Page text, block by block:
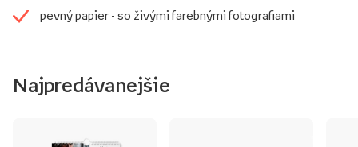
pevný papier - so živými farebnými fotografiami
Najpredávanejšie